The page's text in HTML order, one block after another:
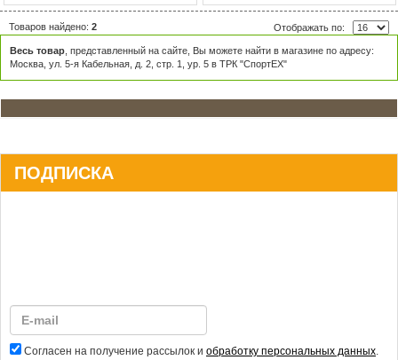
Товаров найдено: 2 Отображать по:
Весь товар , представленный на сайте, Вы можете найти в магазине по адресу:
Москва, ул. 5-я Кабельная, д. 2, стр. 1, ур. 5 в ТРК "СпортЕХ"
ПОДПИСКА
Согласен на получение рассылок и обработку персональных данных